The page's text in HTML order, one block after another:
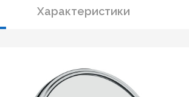
Характеристики